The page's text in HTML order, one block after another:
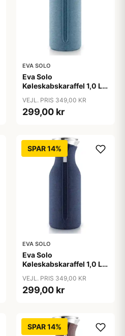
EVA SOLO
Eva Solo
Køleskabskaraffel 1,0 L -
VEJL. PRIS 349,00 KR
299,00 kr
SPAR 14%
EVA SOLO
Eva Solo
Køleskabskaraffel 1,0 L -
VEJL. PRIS 349,00 KR
299,00 kr
SPAR 14%